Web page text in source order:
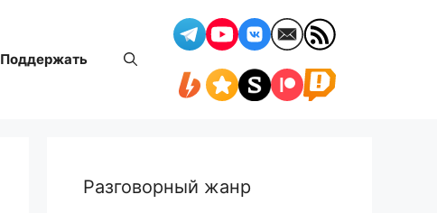
Поддержать
Разговорный жанр